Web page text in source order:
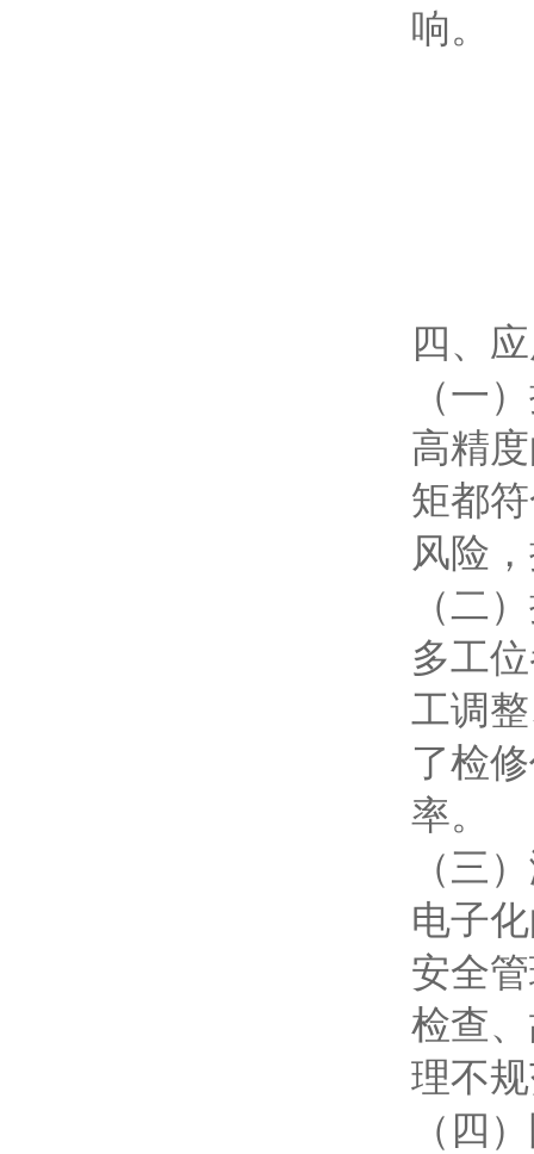
响。
四、
（一
高精
矩都
风险
（二
多工
工调
了检
率。
（三
电子
安全
检查
理不
（四